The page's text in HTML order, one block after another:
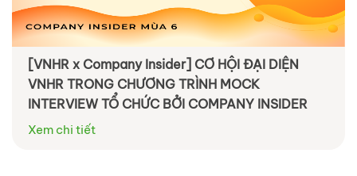
[VNHR x Company Insider] CƠ HỘI ĐẠI DIỆN
VNHR TRONG CHƯƠNG TRÌNH MOCK
INTERVIEW TỔ CHỨC BỞI COMPANY INSIDER
Xem chi tiết